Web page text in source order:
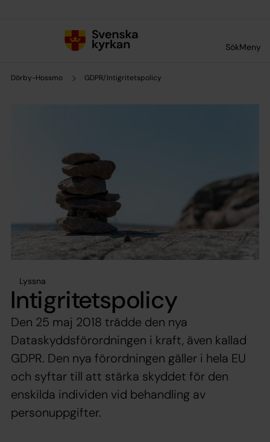
SökMeny
Dörby-Hossmo GDPR/Intigritetspolicy
Lyssna
Intigritetspolicy
Den 25 maj 2018 trädde den nya
Dataskyddsförordningen i kraft, även kallad
GDPR. Den nya förordningen gäller i hela EU
och syftar till att stärka skyddet för den
enskilda individen vid behandling av
personuppgifter.